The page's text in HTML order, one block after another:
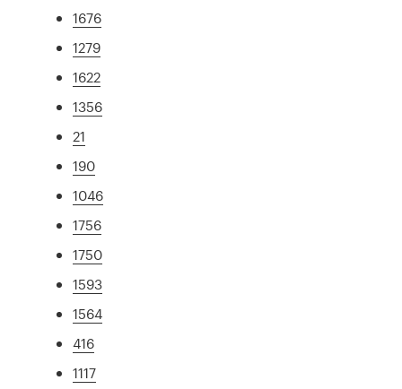
1676
1279
1622
1356
21
190
1046
1756
1750
1593
1564
416
1117